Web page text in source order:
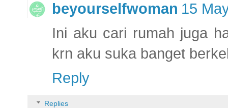
beyourselfwoman 15
Ini aku cari rumah juga
krn aku suka banget
Reply
Replies